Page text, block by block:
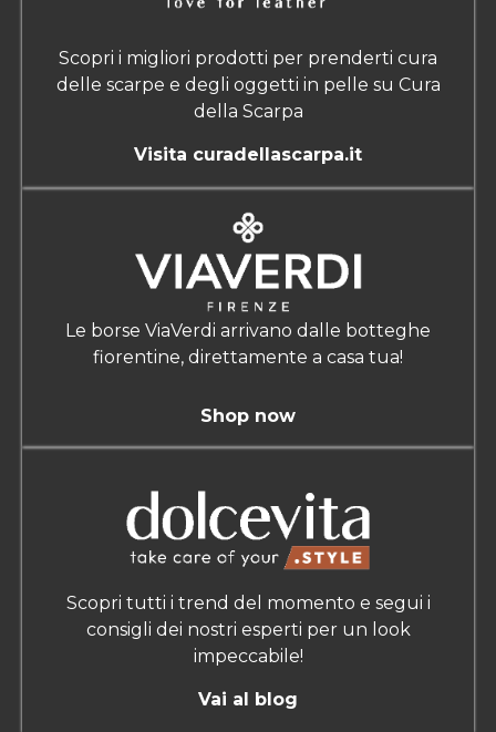
Scopri i migliori prodotti per prenderti cura
delle scarpe e degli oggetti in pelle su Cura
della Scarpa
Visita curadellascarpa.it
Le borse ViaVerdi arrivano dalle botteghe
fiorentine, direttamente a casa tua!
Shop now
Scopri tutti i trend del momento e segui i
consigli dei nostri esperti per un look
impeccabile!
Vai al blog